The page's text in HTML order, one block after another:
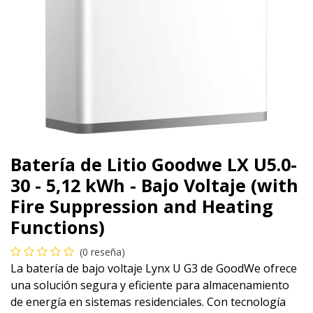
Batería de Litio Goodwe LX U5.0-
30 - 5,12 kWh - Bajo Voltaje (with
Fire Suppression and Heating
Functions)
(0 reseña)
La batería de bajo voltaje Lynx U G3 de GoodWe ofrece
una solución segura y eficiente para almacenamiento
de energía en sistemas residenciales. Con tecnología